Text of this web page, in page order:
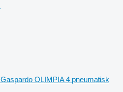
Gaspardo OLIMPIA 4 pneumatisk